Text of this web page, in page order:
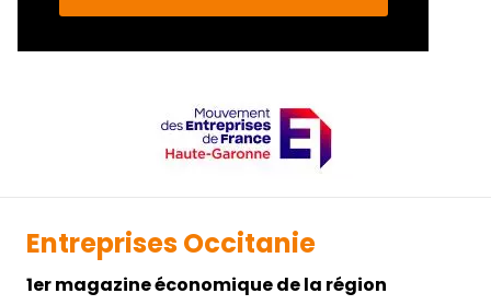
Entreprises Occitanie
1er magazine économique de la région